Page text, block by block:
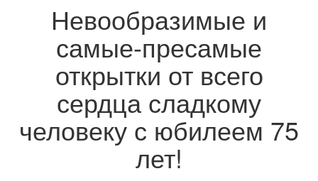
Невообразимые и
самые-пресамые
открытки от всего
сердца сладкому
человеку с юбилеем 75
лет!